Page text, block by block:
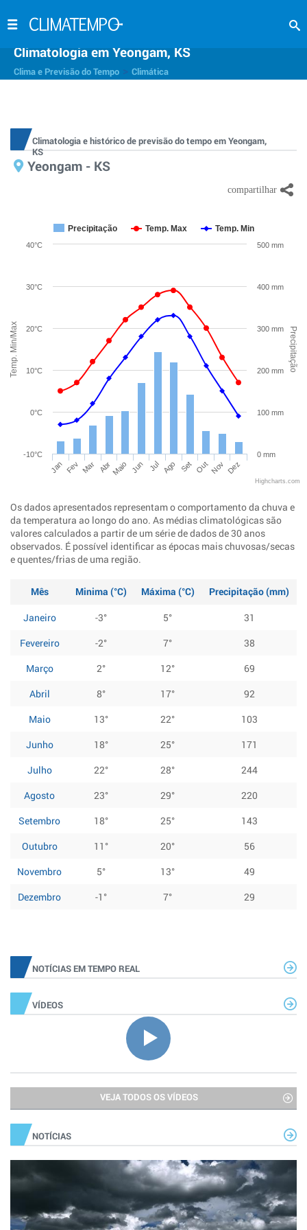
Climatologia em Yeongam, KS
Clima e Previsão do Tempo Climática
Climatologia e histórico de previsão do tempo em Yeongam,
KS
Yeongam - KS
Temp. Min/Max Precipitação
Precipitação Temp. Max Temp. Min
Jan Fev Mar AbrMaio Jun Jul Ago Set OutNov Dez
-10°C
0°C
10°C
20°C
30°C
40°C
0 mm
100 mm
200 mm
300 mm
400 mm
500 mm
Highcharts.com
Os dados apresentados representam o comportamento da chuva e
da temperatura ao longo do ano. As médias climatológicas são
valores calculados a partir de um série de dados de 30 anos
observados. É possível identificar as épocas mais chuvosas/secas
e quentes/frias de uma região.
Mês Minima (°C) Máxima (°C)
Precipitação (mm)
Janeiro
-3° 5°
31
Fevereiro
-2° 7°
38
Março
2° 12°
69
Abril
8° 17°
92
Maio
13° 22°
103
Junho
18° 25°
171
Julho
22° 28°
244
Agosto
23° 29°
220
Setembro
18° 25°
143
Outubro
11° 20°
56
Novembro
5° 13°
49
Dezembro
-1° 7° 29
NOTÍCIAS EM TEMPO REAL
VÍDEOS
VEJA TODOS OS VÍDEOS
NOTÍCIAS